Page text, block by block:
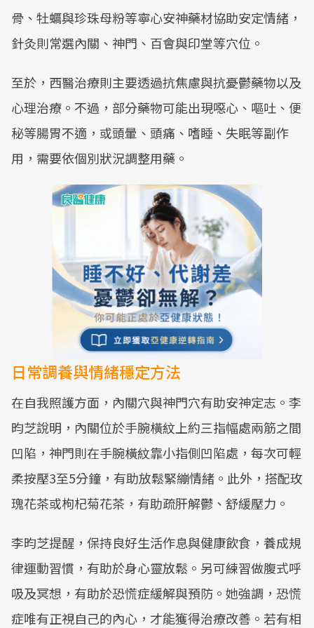
骨、牡蠣與珍珠母粉等寧心安神藥材協助安定情緒，
針灸則常選內關、神門、百會與印堂等穴位。
至於，西醫治療則主要透過抗焦慮與抗憂鬱藥物以及
心理治療。不過，部分藥物可能出現噁心、嘔吐、便
秘等腸胃不適，或頭暈、頭痛、嗜睡、失眠等副作
用，需要依個別狀況調整用藥。
日常調養與情緒穩定方法
在自我照護方面，內關穴與神門穴有助安神定志。李
昀芝說明，內關位於手腕橫紋上約三指幅處兩筋之間
凹陷，神門則在手腕橫紋靠小指側凹陷處，每次可輕
柔按壓3至5分鐘，有助放鬆緊繃情緒。此外，搭配玫
瑰花茶或枸杞菊花茶，有助疏肝解鬱、舒緩壓力。
李昀芝提醒，保持良好生活作息與健康飲食，養成規
律運動習慣，有助於身心靈放鬆。另可練習做腹式呼
吸及冥想，有助於恐慌症緩解與預防。她強調，恐慌
症唯有正視自己的內心，才能獲得治療改善。若有相